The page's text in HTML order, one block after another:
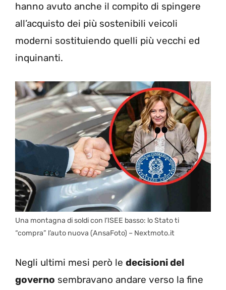
hanno avuto anche il compito di spingere
all’acquisto dei più sostenibili veicoli
moderni sostituiendo quelli più vecchi ed
inquinanti.
Una montagna di soldi con l’ISEE basso: lo Stato ti
“compra” l’auto nuova (AnsaFoto) – Nextmoto.it
Negli ultimi mesi però le decisioni del
governo sembravano andare verso la fine